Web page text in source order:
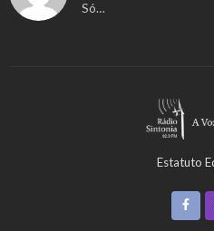
Só…
Estatuto